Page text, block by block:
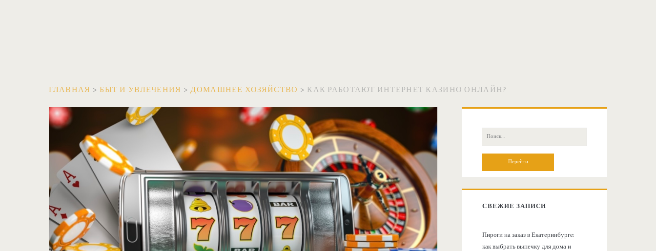
ГЛАВНАЯ >БЫТ И УВЛЕЧЕНИЯ >ДОМАШНЕЕ ХОЗЯЙСТВО > КАК РАБОТАЮТ ИНТЕРНЕТ КАЗИНО ОНЛАЙН?
о
П
о
:
СВЕЖИЕ ЗАПИСИ
Пироги на заказ в Екатеринбурге:
как выбрать выпечку для дома и